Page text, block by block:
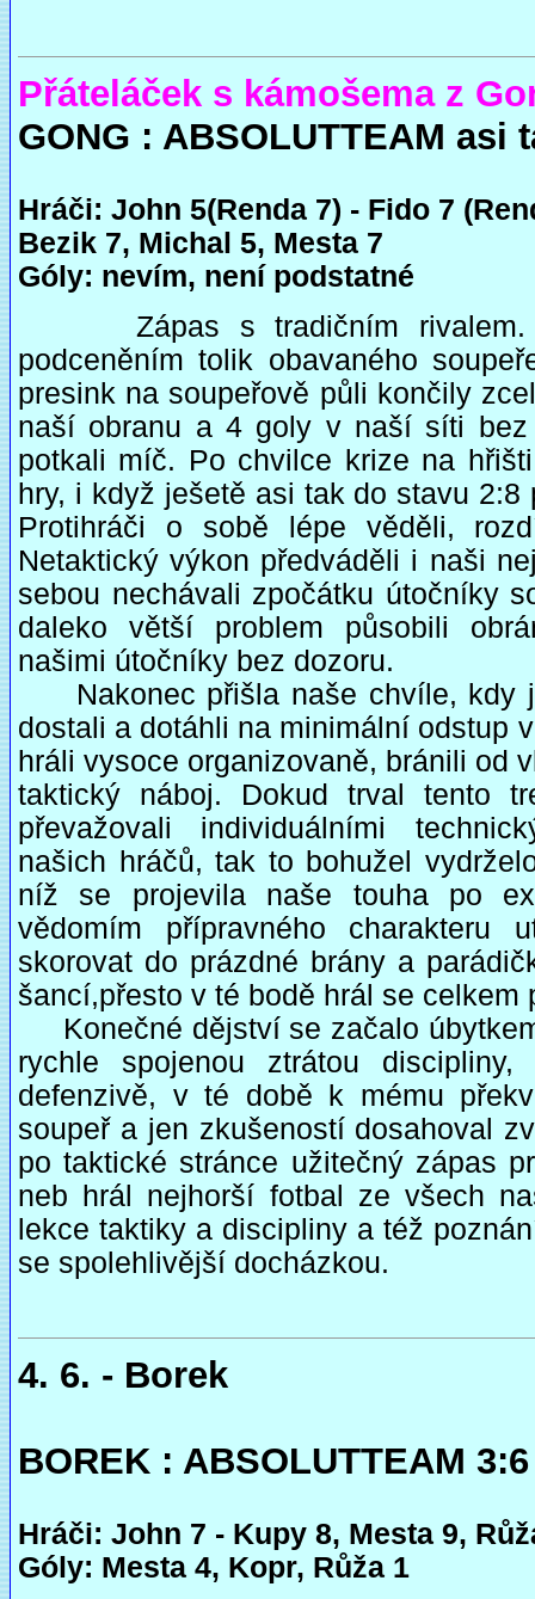
Přáteláček s kámošema z
GONG : ABSOLUTTEAM asi
Hráči: John 5(Renda 7) - Fido 7
Bezik 7, Michal 5, Mesta 7
Góly: nevím, není podstatné
Zápas s tradičním rivalem.
podceněním tolik obavaného
presink na soupeřově půli končily
naší obranu a 4 goly v naší síti bez
potkali míč. Po chvilce krize na
hry, i když ješetě asi tak do stavu 2:8
Protihráči o sobě lépe věděli,
Netaktický výkon předváděli i naši
sebou nechávali zpočátku útočníky
daleko větší problem působili
našimi útočníky bez dozoru.
Nakonec přišla naše chvíle, kdy
dostali a dotáhli na minimální odstup
hráli vysoce organizovaně, bránili od
taktický náboj. Dokud trval tento
převažovali individuálními
našich hráčů, tak to bohužel
níž se projevila naše touha po
vědomím přípravného charakteru
skorovat do prázdné brány a
šancí,přesto v té bodě hrál se celkem
Konečné dějství se začalo
rychle spojenou ztrátou
defenzivě, v té době k mému
soupeř a jen zkušeností dosahoval
po taktické stránce užitečný zápas
neb hrál nejhorší fotbal ze všech
lekce taktiky a discipliny a též
se spolehlivější docházkou.
4. 6. - Borek
BOREK : ABSOLUTTEAM
Hráči: John 7 - Kupy 8, Mesta 9,
Góly: Mesta 4, Kopr, Růža 1